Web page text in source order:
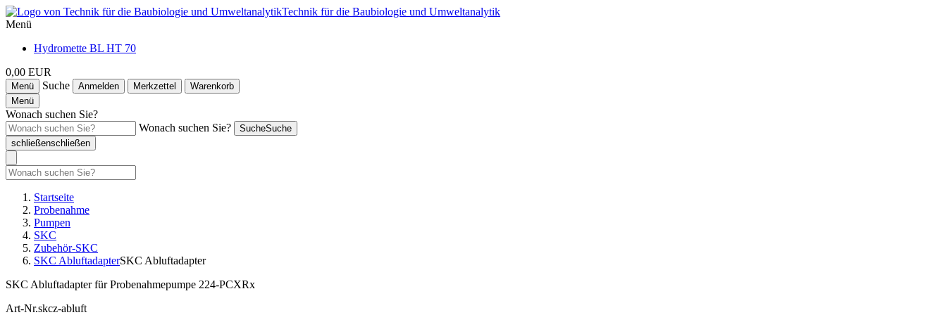
Technik für die Baubiologie und Umweltanalytik
Menü
Hydromette BL HT 70
0,00 EUR
Menü Suche Anmelden Merkzettel
Warenkorb
Menü
Wonach suchen Sie?
Wonach suchen Sie?
SucheSuche
schließenschließen
Startseite
Probenahme
Pumpen
SKC
Zubehör-SKC
SKC AbluftadapterSKC Abluftadapter
SKC Abluftadapter für Probenahmepumpe 224-PCXRx
Art-Nr.skcz-abluft